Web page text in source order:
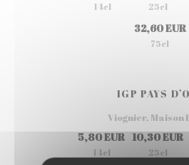
14cl 25cl
32,60 EUR
75cl
IGP PAYS
Viognier, Maison
5,80 EUR
14cl
10,30 EUR
25cl